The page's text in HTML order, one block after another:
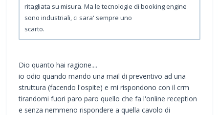
ritagliata su misura. Ma le tecnologie di booking engine
sono industriali, ci sara' sempre uno
scarto.
Dio quanto hai ragione....
io odio quando mando una mail di preventivo ad una
struttura (facendo l'ospite) e mi rispondono con il crm
tirandomi fuori paro paro quello che fa l'online reception
e senza nemmeno rispondere a quella cavolo di